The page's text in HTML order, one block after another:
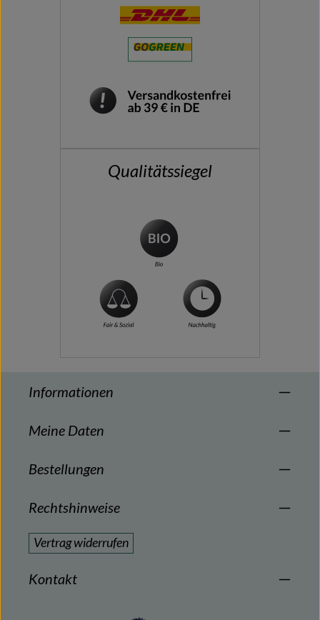
Qualitätssiegel
Informationen
Meine Daten
Bestellungen
Rechtshinweise
Vertrag widerrufen
Kontakt